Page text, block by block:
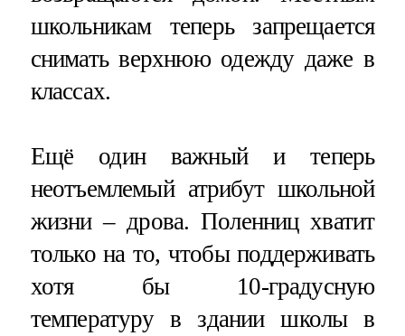
школьникам теперь запрещается
снимать верхнюю одежду даже в
классах.
Ещё один важный и теперь
неотъемлемый атрибут школьной
жизни – дрова. Поленниц хватит
только на то, чтобы поддерживать
хотя бы 10-градусную
температуру в здании школы в